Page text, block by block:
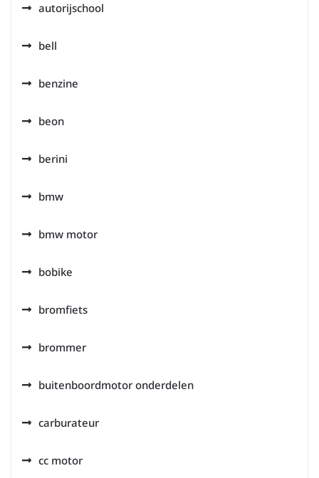
autorijschool
bell
benzine
beon
berini
bmw
bmw motor
bobike
bromfiets
brommer
buitenboordmotor onderdelen
carburateur
cc motor